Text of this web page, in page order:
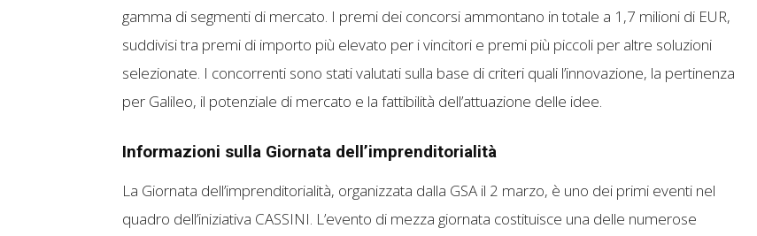
gamma di segmenti di mercato. I premi dei concorsi ammontano in totale a 1,7 milioni di EUR,
suddivisi tra premi di importo più elevato per i vincitori e premi più piccoli per altre soluzioni
selezionate. I concorrenti sono stati valutati sulla base di criteri quali l’innovazione, la pertinenza
per Galileo, il potenziale di mercato e la fattibilità dell’attuazione delle idee.
Informazioni sulla Giornata dell’imprenditorialità
La Giornata dell’imprenditorialità, organizzata dalla GSA il 2 marzo, è uno dei primi eventi nel
quadro dell’iniziativa CASSINI. L’evento di mezza giornata costituisce una delle numerose